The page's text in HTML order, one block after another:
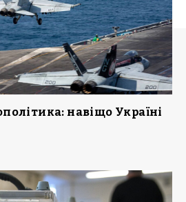
навіщо Україні